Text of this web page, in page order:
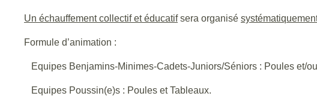
Un échauffement collectif et éducatifsera organisé
Formule d’animation :
Equipes Benjamins-Minimes-Cadets-Juniors/Séniors : Poules et/
Equipes Poussin(e)s : Poules et Tableaux.